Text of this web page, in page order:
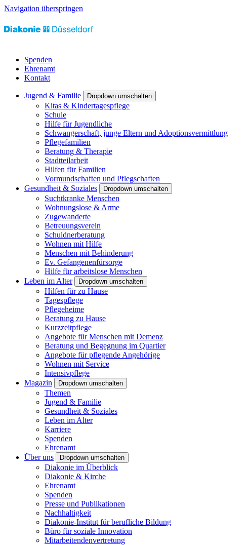
Navigation überspringen
Spenden
Ehrenamt
Kontakt
Jugend & Familie Dropdown umschalten
Kitas & Kindertagespflege
Schule
Hilfe für Jugendliche
Schwangerschaft, junge Eltern und Adoptionsvermittlung
Pflegefamilien
Beratung & Therapie
Stadtteilarbeit
Hilfen für Familien
Vormundschaften und Pflegschaften
Gesundheit & Soziales
Dropdown umschalten
Suchtkranke Menschen
Wohnungslose & Arme
Zugewanderte
Betreuungsverein
Schuldnerberatung
Wohnen mit Hilfe
Menschen mit Behinderung
Ev. Gefangenenfürsorge
Hilfe für arbeitslose Menschen
Leben im Alter
Dropdown umschalten
Hilfen für zu Hause
Tagespflege
Pflegeheime
Beratung zu Hause
Kurzzeitpflege
Angebote für Menschen mit Demenz
Beratung und Begegnung im Quartier
Angebote für pflegende Angehörige
Wohnen mit Service
Intensivpflege
Magazin
Dropdown umschalten
Themen
Jugend & Familie
Gesundheit & Soziales
Leben im Alter
Karriere
Spenden
Ehrenamt
Über uns
Dropdown umschalten
Diakonie im Überblick
Diakonie & Kirche
Ehrenamt
Spenden
Presse und Publikationen
Nachhaltigkeit
Diakonie-Institut für berufliche Bildung
Büro für soziale Innovation
Mitarbeitendenvertretung